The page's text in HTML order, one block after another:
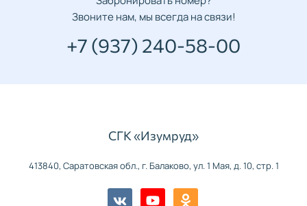
Звоните нам, мы всегда на связи!
+7 (937) 240-58-00
СГК «Изумруд»
413840, Саратовская обл., г. Балаково, ул. 1 Мая, д. 10, стр. 1